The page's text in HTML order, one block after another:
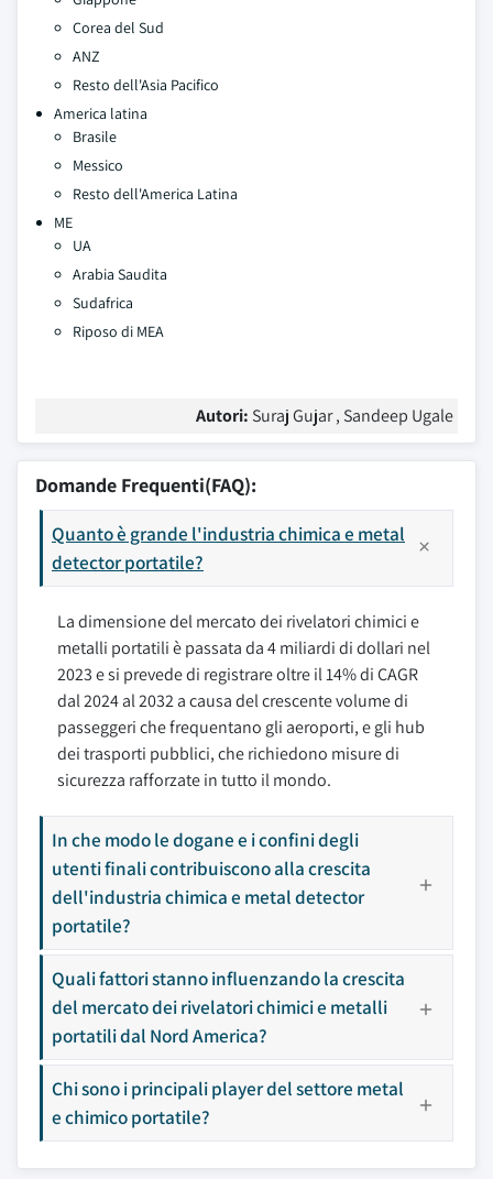
Corea del Sud
ANZ
Resto dell'Asia Pacifico
America latina
Brasile
Messico
Resto dell'America Latina
ME
UA
Arabia Saudita
Sudafrica
Riposo di MEA
Autori: Suraj Gujar , Sandeep Ugale
Domande Frequenti(FAQ):
Quanto è grande l'industria chimica e metal
detector portatile?
La dimensione del mercato dei rivelatori chimici e
metalli portatili è passata da 4 miliardi di dollari nel
2023 e si prevede di registrare oltre il 14% di CAGR
dal 2024 al 2032 a causa del crescente volume di
passeggeri che frequentano gli aeroporti, e gli hub
dei trasporti pubblici, che richiedono misure di
sicurezza rafforzate in tutto il mondo.
In che modo le dogane e i confini degli
utenti finali contribuiscono alla crescita
dell'industria chimica e metal detector
portatile?
Quali fattori stanno influenzando la crescita
del mercato dei rivelatori chimici e metalli
portatili dal Nord America?
Chi sono i principali player del settore metal
e chimico portatile?